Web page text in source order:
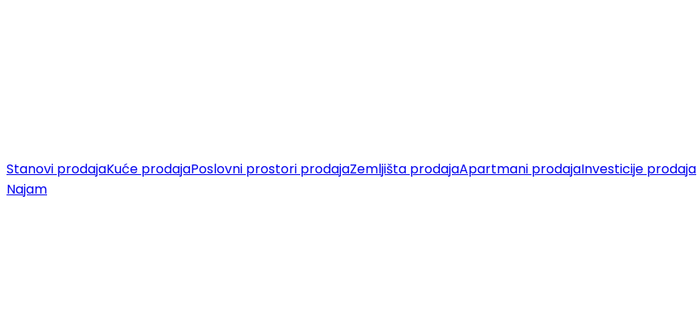
Stanovi prodajaKuće prodajaPoslovni prostori prodajaZemljišta prodajaApartmani prodajaInvesticije prodaja
Najam